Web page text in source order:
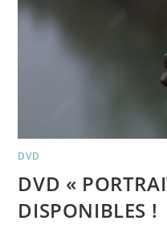
DVD
DVD «
DISPONIBLES !